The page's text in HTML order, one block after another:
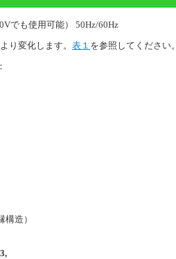
も使用可能） 50Hz/60Hz
り変化します。 表１ を参照してください。
造）